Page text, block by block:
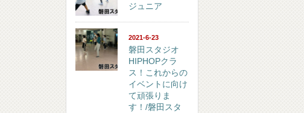
ジュニア
2021-6-23
磐田スタジオ
HIPHOPクラ
ス！これからの
イベントに向け
て頑張りま
す！/磐田スタ